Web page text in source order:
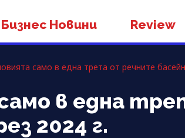
Бизнес Новини Review
само в една трета от речните
в една
2024 г.